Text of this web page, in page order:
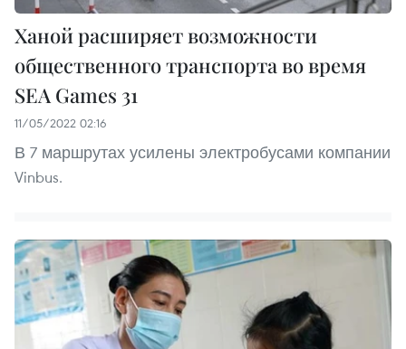
Ханой расширяет возможности
общественного транспорта во время
SEA Games 31
11/05/2022 02:16
В 7 маршрутах усилены электробусами компании
Vinbus.